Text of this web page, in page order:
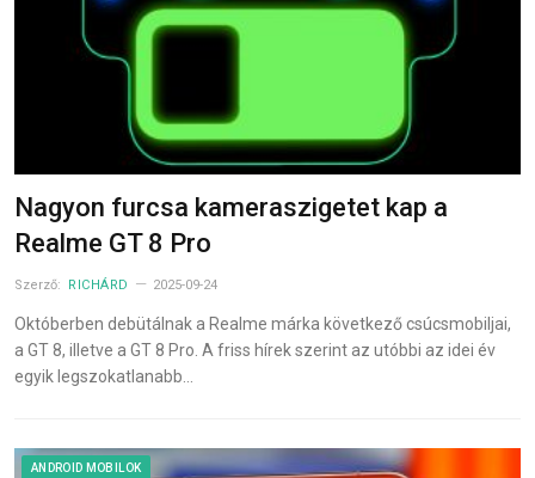
Nagyon furcsa kameraszigetet kap a
Realme GT 8 Pro
Szerző: RICHÁRD 2025-09-24
Októberben debütálnak a Realme márka következő csúcsmobiljai,
a GT 8, illetve a GT 8 Pro. A friss hírek szerint az utóbbi az idei év
egyik legszokatlanabb…
ANDROID MOBILOK